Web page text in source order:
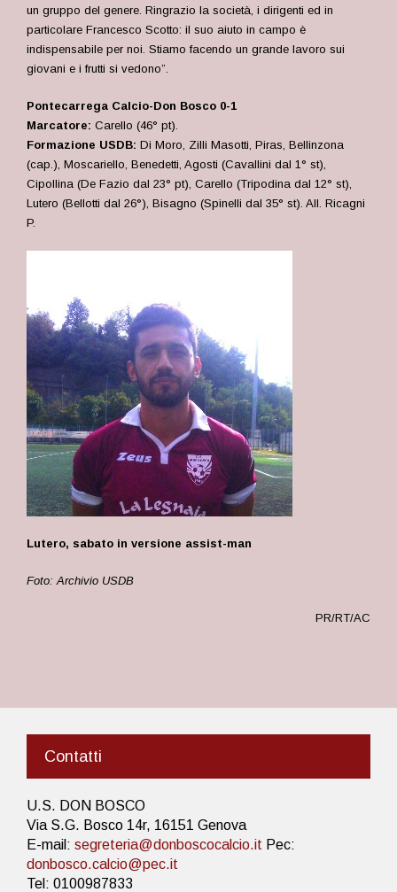
un gruppo del genere. Ringrazio la società, i dirigenti ed in
particolare Francesco Scotto: il suo aiuto in campo è
indispensabile per noi. Stiamo facendo un grande lavoro sui
giovani e i frutti si vedono”.
Pontecarrega Calcio-Don Bosco 0-1
Marcatore: Carello (46° pt).
Formazione USDB: Di Moro, Zilli Masotti, Piras, Bellinzona
(cap.), Moscariello, Benedetti, Agosti (Cavallini dal 1° st),
Cipollina (De Fazio dal 23° pt), Carello (Tripodina dal 12° st),
Lutero (Bellotti dal 26°), Bisagno (Spinelli dal 35° st). All. Ricagni
P.
Lutero, sabato in versione assist-man
Foto: Archivio USDB
PR/RT/AC
Contatti
U.S. DON BOSCO
Via S.G. Bosco 14r, 16151 Genova
E-mail: segreteria@donboscocalcio.it Pec:
donbosco.calcio@pec.it
Tel: 0100987833